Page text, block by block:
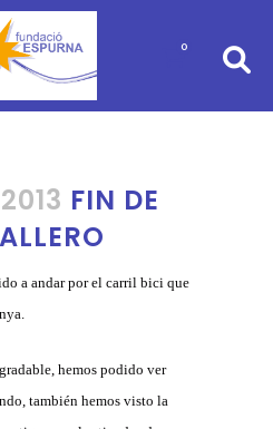
0
FIN DE
a andar por el carril bici que
hemos podido ver
también hemos visto la